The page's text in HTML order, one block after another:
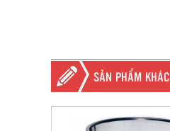
SẢN PHẨM KHÁC